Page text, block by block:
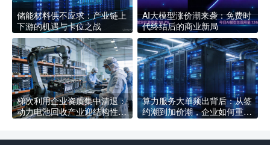
储能材料供不应求：产业链上
下游的机遇与卡位之战
AI大模型涨价潮来袭：免费时
代终结后的商业新局
梯次利用企业资质集中清退：
动力电池回收产业迎结构性洗
算力服务大单频出背后：从签
约潮到加价潮，企业如何重新